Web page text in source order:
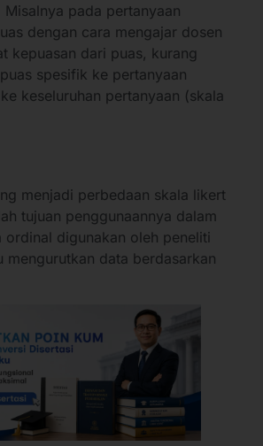
pada pertanyaan
dengan cara mengajar dosen
kepuasan dari puas, kurang
spesifik ke pertanyaan
keseluruhan pertanyaan (skala
menjadi perbedaan skala likert
tujuan penggunaannya dalam
ordinal digunakan oleh peneliti
mengurutkan data berdasarkan